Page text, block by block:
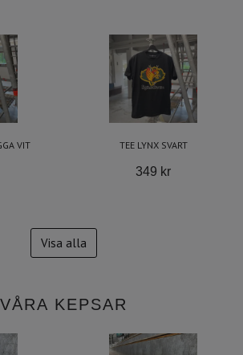
VIT TEE LYNX SVART
349 kr
Visa alla
VÅRA KEPSAR